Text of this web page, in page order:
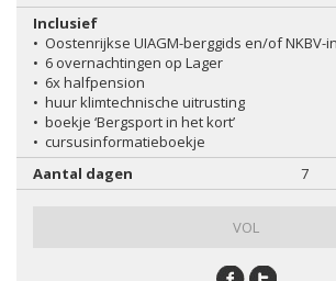
Inclusief
• Oostenrijkse UIAGM-berggids en/of NKBV-
• 6 overnachtingen op Lager
• 6x halfpension
• huur klimtechnische uitrusting
• boekje ‘Bergsport in het kort’
• cursusinformatieboekje
Aantal dagen
7
VOL